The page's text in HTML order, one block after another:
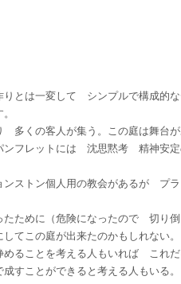
とは一変して シンプルで構成的な
多くの客人が集う。この庭は舞台
フレットには 沈思黙考 精神安定
ンストン個人用の教会があるが プ
たために（危険になったので 切り
てこの庭が出来たのかもしれない。
めることを考える人もいれば これ
成すことができると考える人もいる